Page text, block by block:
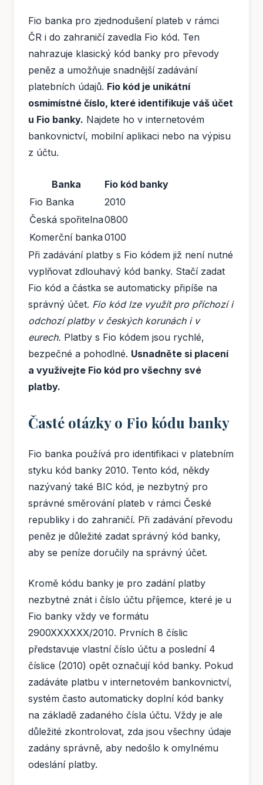
Fio banka pro zjednodušení plateb v rámci
ČR i do zahraničí zavedla Fio kód. Ten
nahrazuje klasický kód banky pro převody
peněz a umožňuje snadnější zadávání
platebních údajů. Fio kód je unikátní
osmimístné číslo, které identifikuje váš účet
u Fio banky. Najdete ho v internetovém
bankovnictví, mobilní aplikaci nebo na výpisu
z účtu.
Banka
Fio kód banky
Fio Banka
2010
Česká spořitelna0800
Komerční banka0100
Při zadávání platby s Fio kódem již není nutné
vyplňovat zdlouhavý kód banky. Stačí zadat
Fio kód a částka se automaticky připíše na
správný účet. Fio kód lze využít pro příchozí i
odchozí platby v českých korunách i v
eurech. Platby s Fio kódem jsou rychlé,
bezpečné a pohodlné. Usnadněte si placení
a využívejte Fio kód pro všechny své
platby.
Časté otázky o Fio kódu banky
Fio banka používá pro identifikaci v platebním
styku kód banky 2010. Tento kód, někdy
nazývaný také BIC kód, je nezbytný pro
správné směrování plateb v rámci České
republiky i do zahraničí. Při zadávání převodu
peněz je důležité zadat správný kód banky,
aby se peníze doručily na správný účet.
Kromě kódu banky je pro zadání platby
nezbytné znát i číslo účtu příjemce, které je u
Fio banky vždy ve formátu
2900XXXXXX/2010. Prvních 8 číslic
představuje vlastní číslo účtu a poslední 4
číslice (2010) opět označují kód banky. Pokud
zadáváte platbu v internetovém bankovnictví,
systém často automaticky doplní kód banky
na základě zadaného čísla účtu. Vždy je ale
důležité zkontrolovat, zda jsou všechny údaje
zadány správně, aby nedošlo k omylnému
odeslání platby.